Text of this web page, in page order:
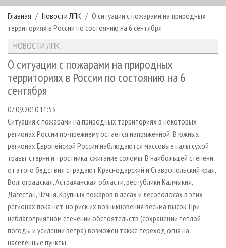
РУБРИКИ И ТЕМЫ
РУБРИКИ ЖУРНАЛА
ЛЕСОЗАГОТОВКА
ЛЕСОПИЛЕНИЕ
ДЕРЕВООБРАБОТКА
СУШКА ДРЕВЕСИНЫ
ПРОИЗВОДСТВО ДРЕВЕСНЫХ ПЛИТ
ДЕРЕВЯННОЕ ДОМОСТРОЕНИЕ
ПРОИЗВОДСТВО МЕБЕЛИ
БИОЭНЕРГЕТИКА
ЦБП
ИНСТРУМЕНТ И МАТЕРИАЛЫ
НОВОСТИ
НОВОСТИ ЛПК
НОВОСТИ ЖУРНАЛА
НОВОСТИ КОМПАНИЙ
ПРОЕКТЫ ЛПИ
АНАЛИТИКА
ПРЕДПРИЯТИЯ ЛПК
ЛЕСНЫЕ РЕГИОНЫ РОССИИ
ПЕРСОНЫ
МОБИЛЬНЫЕ ВЫСТАВКИ
ОФИЦИАЛЬНЫЕ ДЕЛЕГАЦИИ
ПРИОРИТЕТНЫЕ ИНВЕСТПРОЕКТЫ
RUSSIAN FORESTRY REVIEW
ГАЗЕТА ЛЕСПРОМФОРУМ
БИБЛИОТЕКА СПЕЦИАЛИСТА
АРХИВ ЖУРНАЛОВ
СТАТЬИ
О ЖУРНАЛЕ
ПОДПИСКА
КОНТАКТЫ
РЕКЛАМОДАТЕЛЯМ
РЕКЛАМА
РЕКЛАМА НА САЙТЕ
Главная Новости ЛПК
О ситуации с пожарами на природных
территориях в России по состоянию на 6 сентября
НОВОСТИ ЛПК
О ситуации с пожарами на природных
территориях в России по состоянию на 6
сентября
07.09.2010 11:53
Ситуация с пожарами на природных территориях в некоторых
регионах России по-прежнему остается напряженной. В южных
регионах Европейской России наблюдаются массовые палы сухой
травы, стерни и тростника, сжигание соломы. В наибольшей степени
от этого бедствия страдают Краснодарский и Ставропольский края,
Волгоградская, Астраханская области, республики Калмыкия,
Дагестан, Чечня. Крупных пожаров в лесах и лесополосах в этих
регионах пока нет, но риск их возникновения весьма высок. При
неблагоприятном стечении обстоятельств (сохранении теплой
погоды и усилении ветра) возможен также переход огня на
населенные пункты.